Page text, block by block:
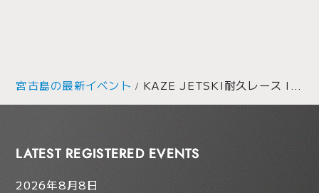
宮古島の最新イベント KAZE JETSKI耐久レース IN 宮古島 — 与那覇前浜を疾走する水上の耐久バトル
LATEST REGISTERED EVENTS
2026年8月8日